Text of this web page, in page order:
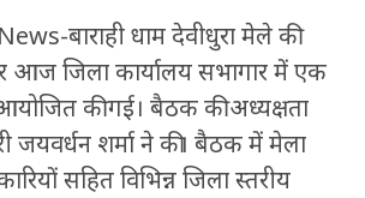
बाराही धाम देवीधुरा मेले की
आज जिला कार्यालय सभागार में एक
की गई। बैठक की अध्यक्षता
जयवर्धन शर्मा ने की। बैठक में मेला
सहित विभिन्न जिला स्तरीय